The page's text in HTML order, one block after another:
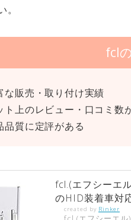
fcl
販売・取り付け実績
上のレビュー・口コミ数
質に定評がある
fcl.(エフシーエ
のHID装着車対
created by Rinker